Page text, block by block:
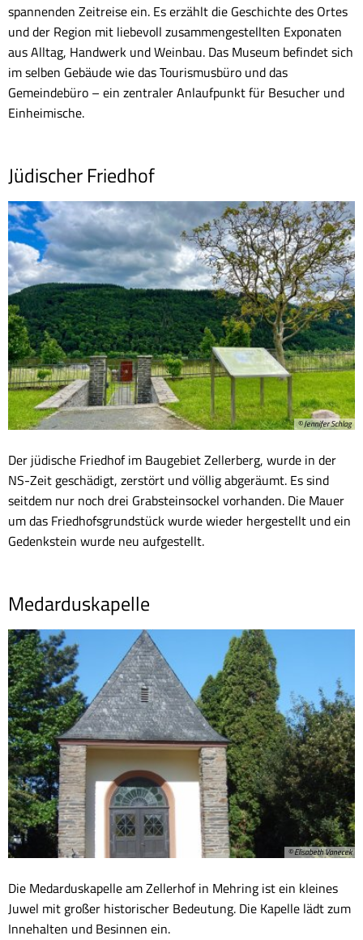
spannenden Zeitreise ein. Es erzählt die Geschichte des Ortes
und der Region mit liebevoll zusammengestellten Exponaten
aus Alltag, Handwerk und Weinbau. Das Museum befindet sich
im selben Gebäude wie das Tourismusbüro und das
Gemeindebüro – ein zentraler Anlaufpunkt für Besucher und
Einheimische.
Jüdischer Friedhof
© Jennifer Schlag
Der jüdische Friedhof im Baugebiet Zellerberg, wurde in der
NS-Zeit geschädigt, zerstört und völlig abgeräumt. Es sind
seitdem nur noch drei Grabsteinsockel vorhanden. Die Mauer
um das Friedhofsgrundstück wurde wieder hergestellt und ein
Gedenkstein wurde neu aufgestellt.
Medarduskapelle
© Elisabeth Vanecek
Die Medarduskapelle am Zellerhof in Mehring ist ein kleines
Juwel mit großer historischer Bedeutung. Die Kapelle lädt zum
Innehalten und Besinnen ein.